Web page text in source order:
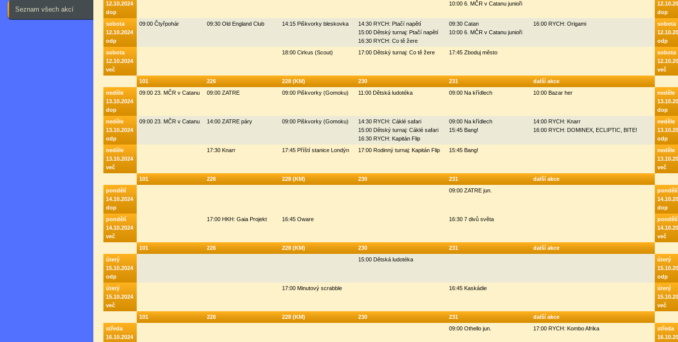
Seznam všech akcí
12.10.2024
dop
10:00 6. MČR v Catanu junioři
dop
sobota
12.10.2024
odp
09:00 Čtyřpohár 09:30 Old England Club 14:15 Piškvorky bleskovka
14:30 RYCH: Ptačí napětí
15:00 Dětský turnaj: Ptačí napětí
16:30 RYCH: Co tě žere
09:30 Catan
10:00 6. MČR v Catanu junioři
16:00 RYCH: Origami
sobota
odp
sobota
12.10.2024
več
18:00 Cirkus (Scout) 17:00 Dětský turnaj: Co tě žere 17:45 Zboduj město
sobota
več
101
226 228 (KM) 230 231
další akce
neděle
13.10.2024
dop
09:00 23. MČR v Catanu 09:00 ZATRE 09:00 Piškvorky (Gomoku) 11:00 Dětská ludotéka 09:00 Na křídlech 10:00 Bazar her
neděle
dop
neděle
13.10.2024
odp
09:00 23. MČR v Catanu 14:00 ZATRE páry 09:00 Piškvorky (Gomoku)
14:30 RYCH: Cáklé safari
15:00 Dětský turnaj: Cáklé safari
16:30 RYCH: Kapitán Flip
09:00 Na křídlech
15:45 Bang!
14:00 RYCH: Knarr
16:00 RYCH: DOMINEX, ECLIPTIC, BITE!
neděle
odp
neděle
13.10.2024
več
17:30 Knarr 17:45 Příští stanice Londýn 17:00 Rodinný turnaj: Kapitán Flip 15:45 Bang!
neděle
več
101
226 228 (KM) 230 231
další akce
pondělí
14.10.2024
dop
09:00 ZATRE jun.
pondělí
dop
pondělí
14.10.2024
več
17:00 HKH: Gaia Projekt 16:45 Oware 16:30 7 divů světa
pondělí
več
101
226 228 (KM) 230 231
další akce
úterý
15.10.2024
odp
15:00 Dětská ludotéka
úterý
odp
úterý
15.10.2024
več
17:00 Minutový scrabble 16:45 Kaskádie
úterý
več
101
226 228 (KM) 230 231
další akce
středa
16.10.2024
09:00 Othello jun. 17:00 RYCH: Kombo Afrika
středa